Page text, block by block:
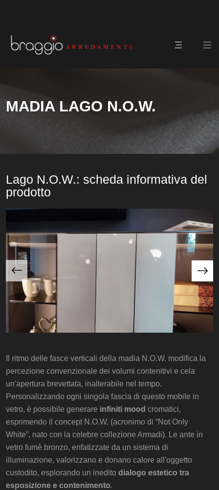
MADIA LAGO N.O.W.
Lago N.O.W.: scheda informativa del
prodotto
Il ritmo delle fasce verticali della madia N.O.W. modifica la
percezione convenzionale dei volumi contenitivi e cela
un'apertura brevettata, inalterabile nel tempo.
Personalizzando ogni singola fascia di questo mobile in
vetro, è possibile generare infiniti mood cromatici,
esprimendo il concept N.O.W. (acronimo di “Not Only
White”, nato con la celebre collezione Armadi). Le ante in
vetro fumè bronzo, enfatizzate da un sistema di
illuminazione, valorizzano e donano calore all'oggetto
custodito, esplorando un inedito dialogo estetico tra
esposizione e contenimento.